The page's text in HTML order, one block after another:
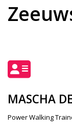
MASCHA
Power Walking